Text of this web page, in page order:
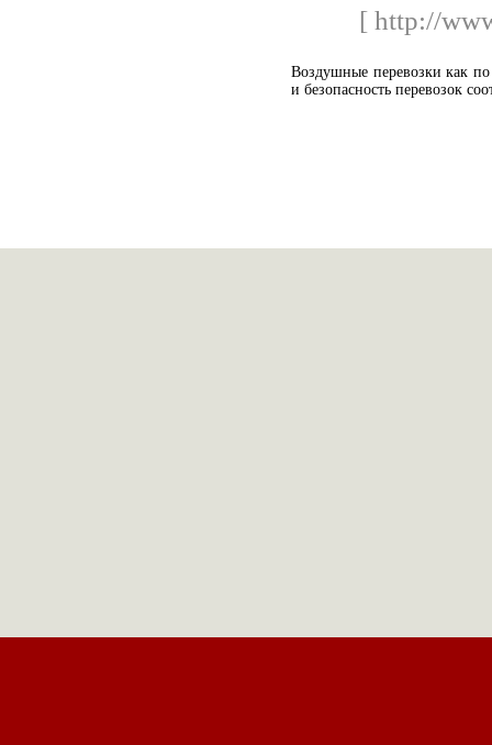
[ http://
Воздушные перевозки как
и безопасность перевозок